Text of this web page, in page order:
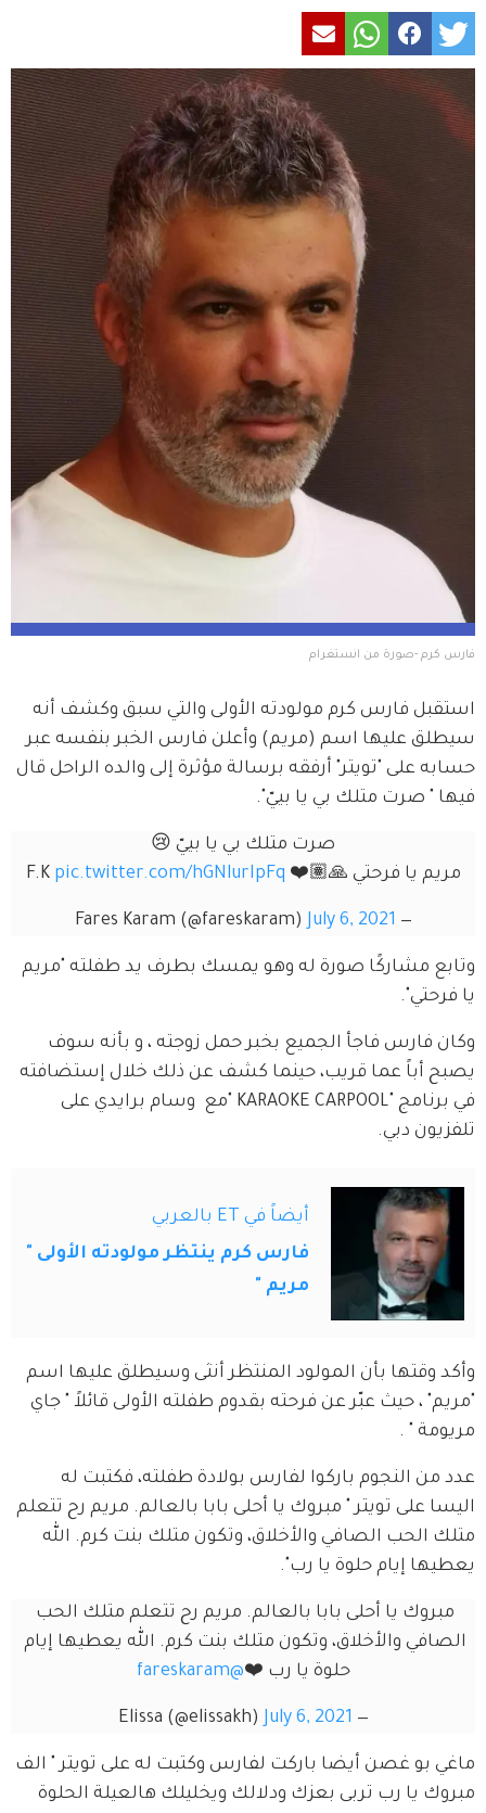
فارس كرم -صورة من انستغرام
استقبل فارس كرم مولودته الأولى والتي سبق وكشف أنه
سيطلق عليها اسم (مريم) وأعلن فارس الخبر بنفسه عبر
حسابه على "تويتر" أرفقه برسالة مؤثرة إلى والده الراحل قال
فيها " صرت متلك بي يا بييّ".
صرت متلك بي يا بييّ 😢
مريم يا فرحتي 🙏🏽❤️ F.K pic.twitter.com/hGNlurIpFq
— Fares Karam (@fareskaram)
July 6, 2021
وتابع مشاركًا صورة له وهو يمسك بطرف يد طفلته "مريم
يا فرحتي".
وكان فارس فاجأ الجميع بخبر حمل زوجته ، و بأنه سوف
يصبح أباً عما قريب، حينما كشف عن ذلك خلال إستضافته
في برنامج "KARAOKE CARPOOL "مع  وسام برايدي على
تلفزيون دبي.
أيضاً في ET بالعربي
فارس كرم ينتظر مولودته الأولى "
مريم "
وأكد وقتها بأن المولود المنتظر أنثى وسيطلق عليها اسم
"مريم" ، حيث عبّر عن فرحته بقدوم طفلته الأولى قائلاً " جاي
مريومة " .
عدد من النجوم باركوا لفارس بولادة طفلته، فكتبت له
اليسا على تويتر " مبروك يا أحلى بابا بالعالم. مريم رح تتعلم
متلك الحب الصافي والأخلاق، وتكون متلك بنت كرم. الله
يعطيها إيام حلوة يا رب".
مبروك يا أحلى بابا بالعالم. مريم رح تتعلم متلك الحب
الصافي والأخلاق، وتكون متلك بنت كرم. الله يعطيها إيام
حلوة يا رب ❤️@fareskaram
— Elissa (@elissakh)
July 6, 2021
ماغي بو غصن أيضا باركت لفارس وكتبت له على تويتر " الف
مبروك يا رب تربى بعزك ودلالك ويخليلك هالعيلة الحلوة